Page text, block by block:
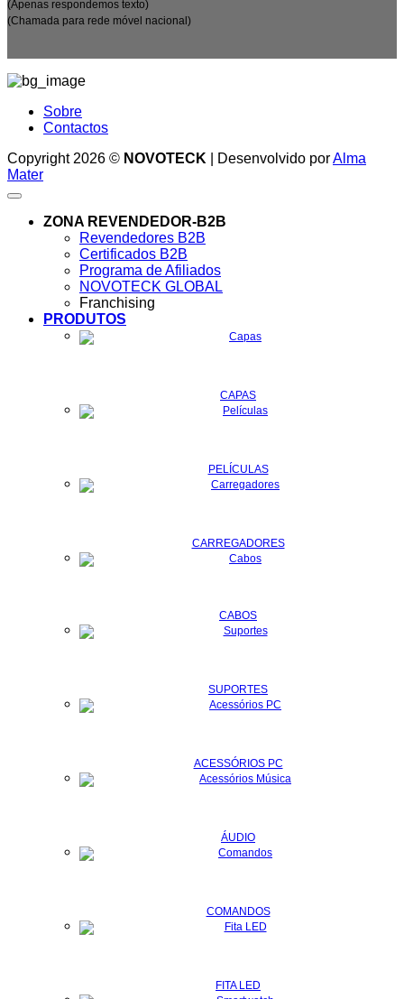
(Apenas respondemos texto)
(Chamada para rede móvel nacional)
Sobre
Contactos
Copyright 2026 © NOVOTECK | Desenvolvido porAlma
Mater
ZONA REVENDEDOR-B2B
Revendedores B2B
Certificados B2B
Programa de Afiliados
NOVOTECK GLOBAL
Franchising
PRODUTOS
CAPAS
PELÍCULAS
CARREGADORES
CABOS
SUPORTES
ACESSÓRIOS PC
ÁUDIO
COMANDOS
FITA LED